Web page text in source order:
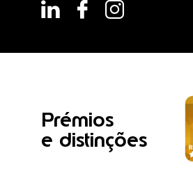
Prémios
e distinções